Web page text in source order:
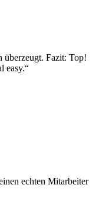
überzeugt. Fazit: Top!
easy.“
echten Mitarbeiter